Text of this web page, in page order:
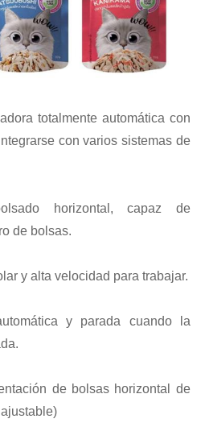
totalmente automática con
con varios sistemas de
horizontal, capaz de
de bolsas.
y alta velocidad para trabajar.
y parada cuando la
de bolsas horizontal de